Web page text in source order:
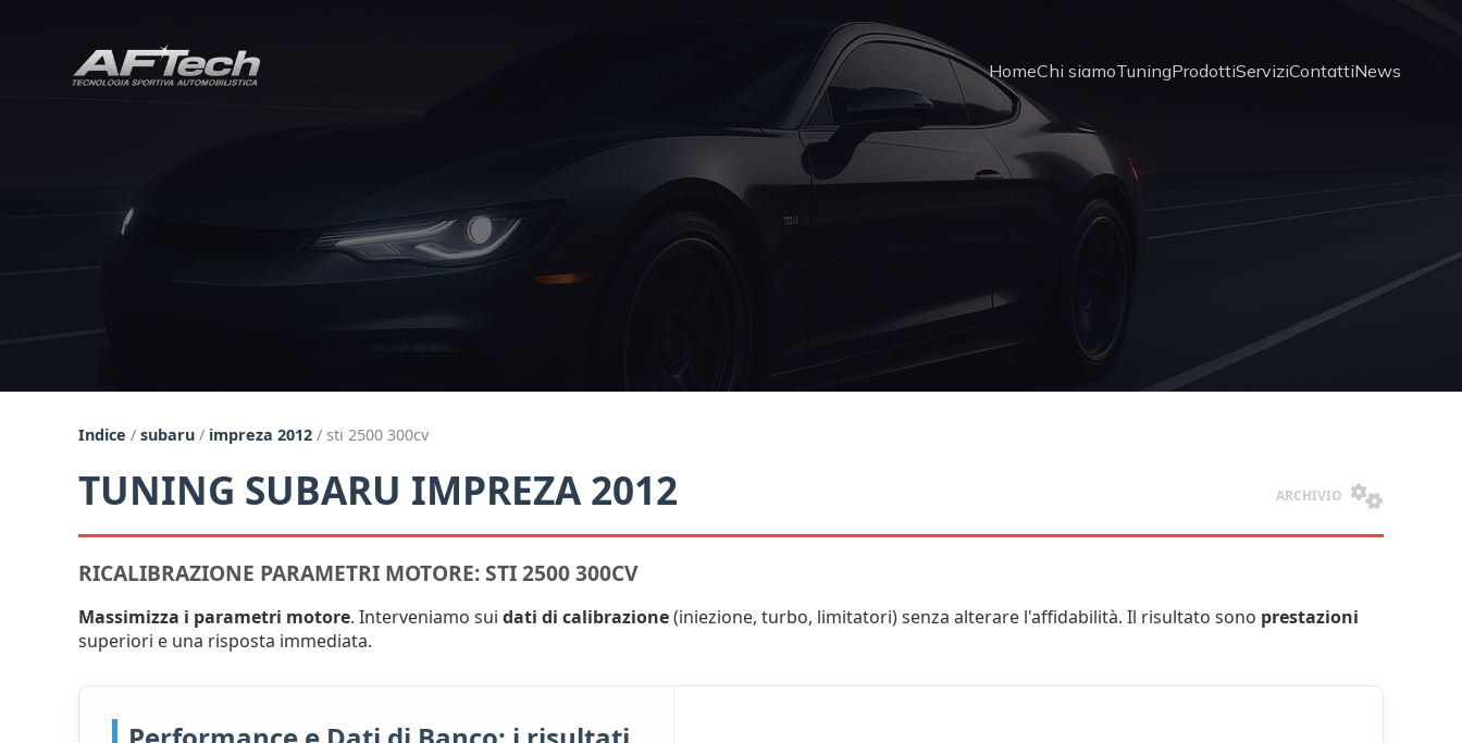
HomeChi siamoTuningProdottiServiziContattiNews
Indice / subaru / impreza 2012 / sti 2500 300cv
TUNING SUBARU IMPREZA 2012 ARCHIVIO
RICALIBRAZIONE PARAMETRI MOTORE: STI 2500 300CV
Massimizza i parametri motore. Interveniamo sui dati di calibrazione(iniezione, turbo, limitatori) senza alterare l'affidabilità. Il risultato sono prestazioni
superiori e una risposta immediata.